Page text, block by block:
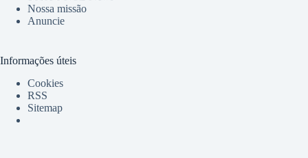
Nossa missão
Anuncie
Informações úteis
Cookies
RSS
Sitemap